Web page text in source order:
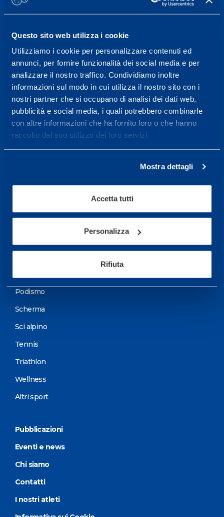
Questo sito web utilizza i cookie
Utilizziamo i cookie per personalizzare contenuti ed
annunci, per fornire funzionalità dei social media e per
analizzare il nostro traffico. Condividiamo inoltre
informazioni sul modo in cui utilizza il nostro sito con i
nostri partner che si occupano di analisi dei dati web,
pubblicità e social media, i quali potrebbero combinarle
con altre informazioni che ha fornito loro o che hanno
raccolto dal suo utilizzo dei loro servizi.
Mostra dettagli
Accetta tutti
Personalizza
Rifiuta
Centro servizi per l'alta
prestazione ed il
wellness.
Maggiori informazioni
Servizi
Servizi Medici
Test di valutazione
Podismo
Scherma
Sci alpino
Tennis
Triathlon
Wellness
Altri sport
Pubblicazioni
Eventi e news
Chi siamo
Contatti
I nostri atleti